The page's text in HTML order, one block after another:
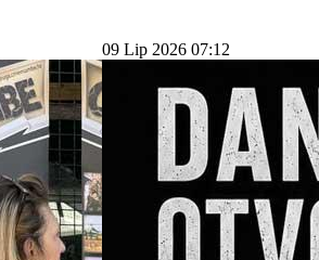
09 Lip 2026 07:12